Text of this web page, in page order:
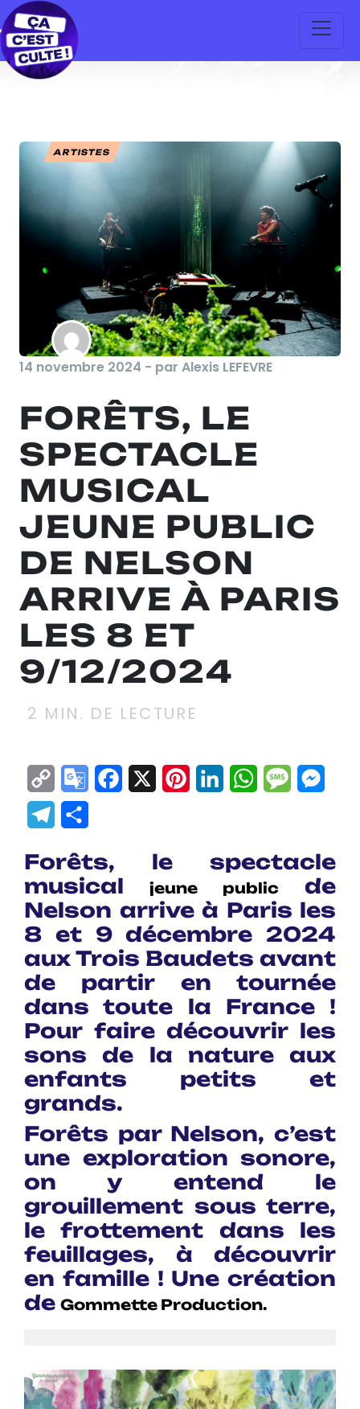
ARTISTES
14 novembre 2024 - par Alexis LEFEVRE
FORÊTS, LE
SPECTACLE
MUSICAL
JEUNE PUBLIC
DE NELSON
ARRIVE À PARIS
LES 8 ET
9/12/2024
2 MIN. DE LECTURE
Copy
Link
GoogleFacebook
X Pinterest
LinkedInWhatsApp
Telegram
Forêts, le spectacle
musicaljeune publicde
Nelson arrive à Paris les
8 et 9 décembre 2024
aux Trois Baudets avant
de partir en tournée
dans toute la France !
Pour faire découvrir les
sons de la nature aux
enfants petits et
grands.
Forêts par Nelson, c’est
une exploration sonore,
on y entend le
grouillement sous terre,
le frottement dans les
feuillages, à découvrir
en famille ! Une création
de Gommette Production.